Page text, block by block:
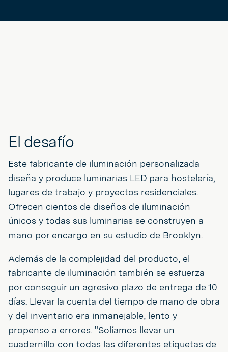
El desafío
Este fabricante de iluminación personalizada
diseña y produce luminarias LED para hostelería,
lugares de trabajo y proyectos residenciales.
Ofrecen cientos de diseños de iluminación
únicos y todas sus luminarias se construyen a
mano por encargo en su estudio de Brooklyn.
Además de la complejidad del producto, el
fabricante de iluminación también se esfuerza
por conseguir un agresivo plazo de entrega de 10
días. Llevar la cuenta del tiempo de mano de obra
y del inventario era inmanejable, lento y
propenso a errores. "Solíamos llevar un
cuadernillo con todas las diferentes etiquetas de